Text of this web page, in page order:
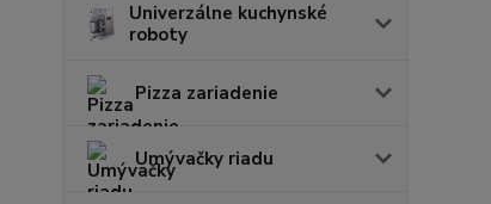
Univerzálne kuchynské
roboty
Pizza zariadenie
Umývačky riadu